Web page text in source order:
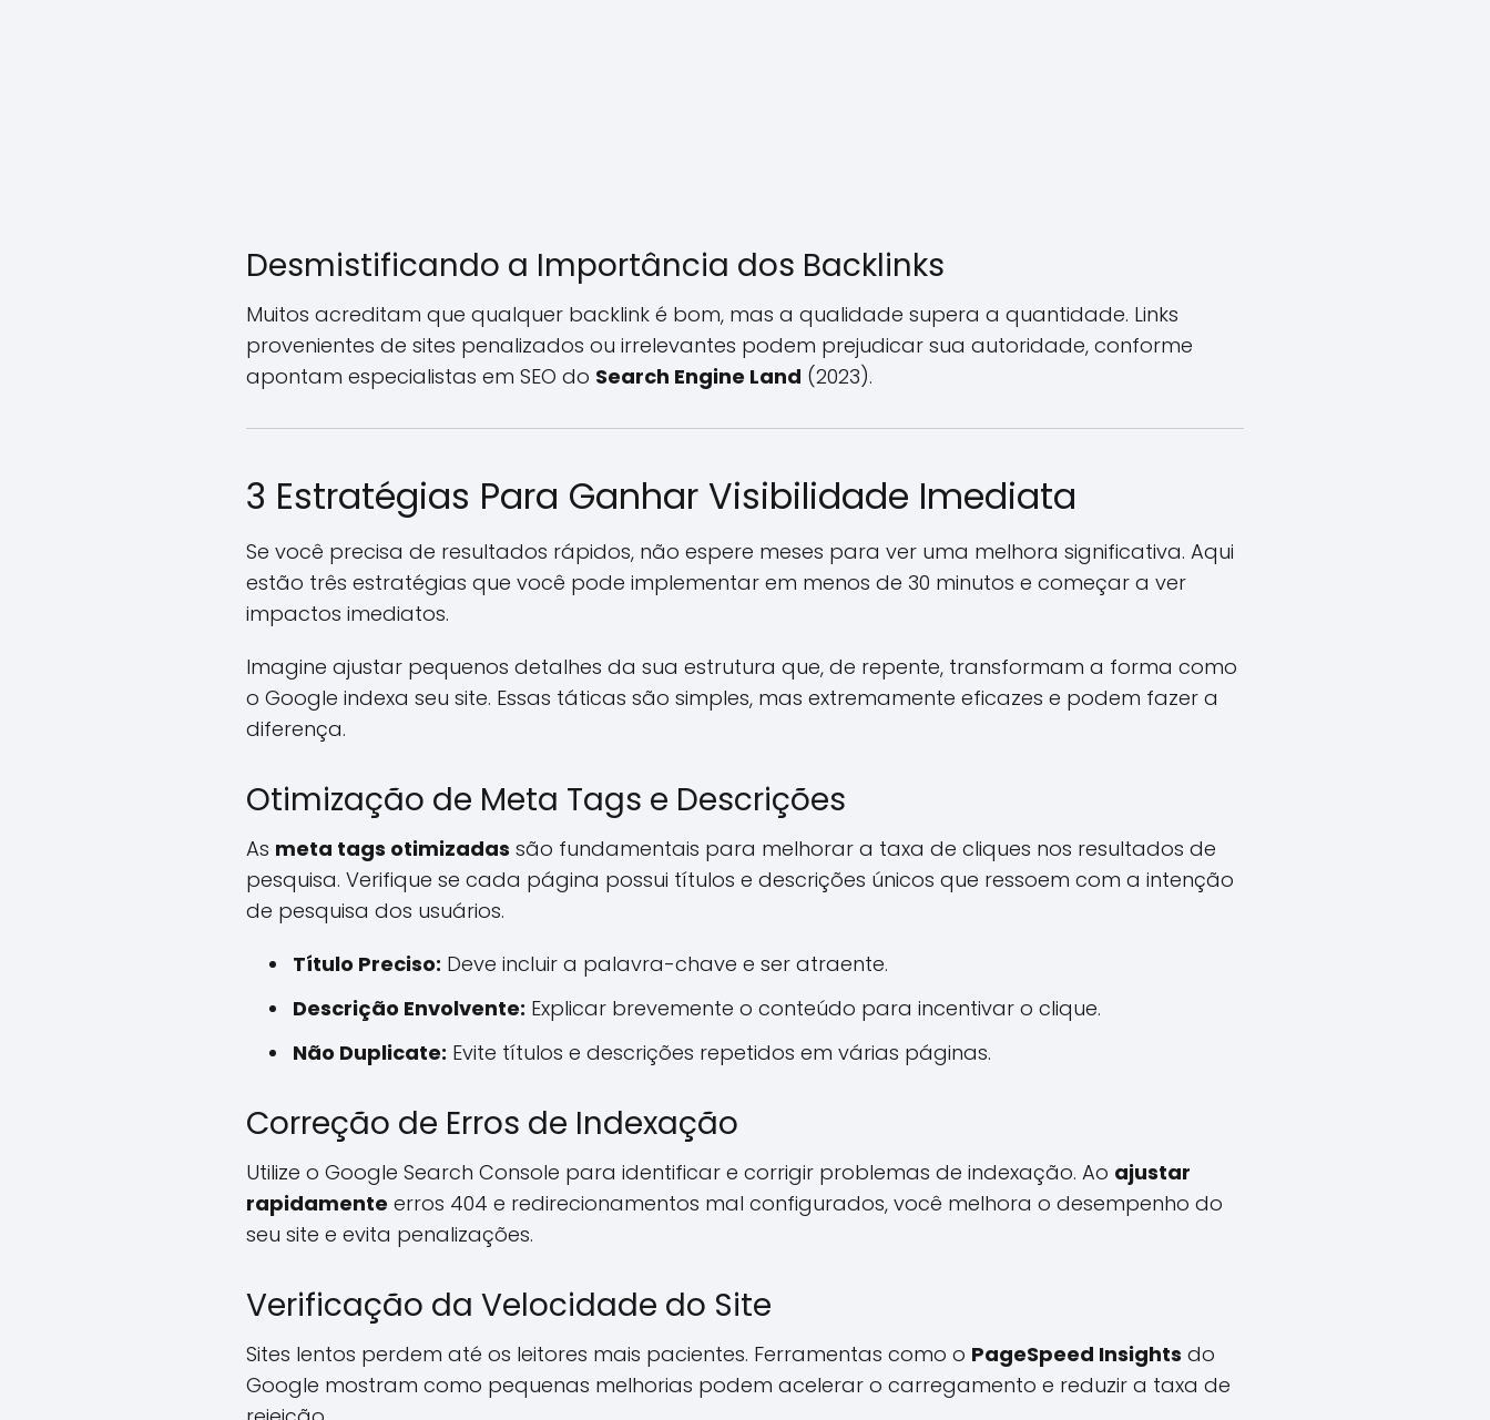
Desmistificando a Importância dos Backlinks
Muitos acreditam que qualquer backlink é bom, mas a qualidade supera a quantidade. Links
provenientes de sites penalizados ou irrelevantes podem prejudicar sua autoridade, conforme
apontam especialistas em SEO do Search Engine Land (2023).
3 Estratégias Para Ganhar Visibilidade Imediata
Se você precisa de resultados rápidos, não espere meses para ver uma melhora significativa. Aqui
estão três estratégias que você pode implementar em menos de 30 minutos e começar a ver
impactos imediatos.
Imagine ajustar pequenos detalhes da sua estrutura que, de repente, transformam a forma como
o Google indexa seu site. Essas táticas são simples, mas extremamente eficazes e podem fazer a
diferença.
Otimização de Meta Tags e Descrições
As meta tags otimizadas são fundamentais para melhorar a taxa de cliques nos resultados de
pesquisa. Verifique se cada página possui títulos e descrições únicos que ressoem com a intenção
de pesquisa dos usuários.
Título Preciso: Deve incluir a palavra-chave e ser atraente.
Descrição Envolvente: Explicar brevemente o conteúdo para incentivar o clique.
Não Duplicate: Evite títulos e descrições repetidos em várias páginas.
Correção de Erros de Indexação
Utilize o Google Search Console para identificar e corrigir problemas de indexação. Ao ajustar
rapidamente erros 404 e redirecionamentos mal configurados, você melhora o desempenho do
seu site e evita penalizações.
Verificação da Velocidade do Site
Sites lentos perdem até os leitores mais pacientes. Ferramentas como o PageSpeed Insights do
Google mostram como pequenas melhorias podem acelerar o carregamento e reduzir a taxa de